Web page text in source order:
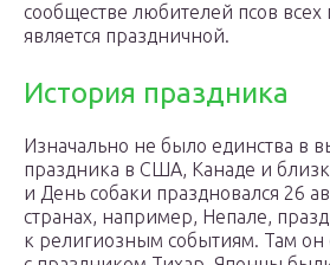
сообществе любителей псов всех
является праздничной.
История праздника
Изначально не было единства в
праздника в США, Канаде и
и День собаки праздновался 26
странах, например, Непале,
к религиозным событиям. Там он